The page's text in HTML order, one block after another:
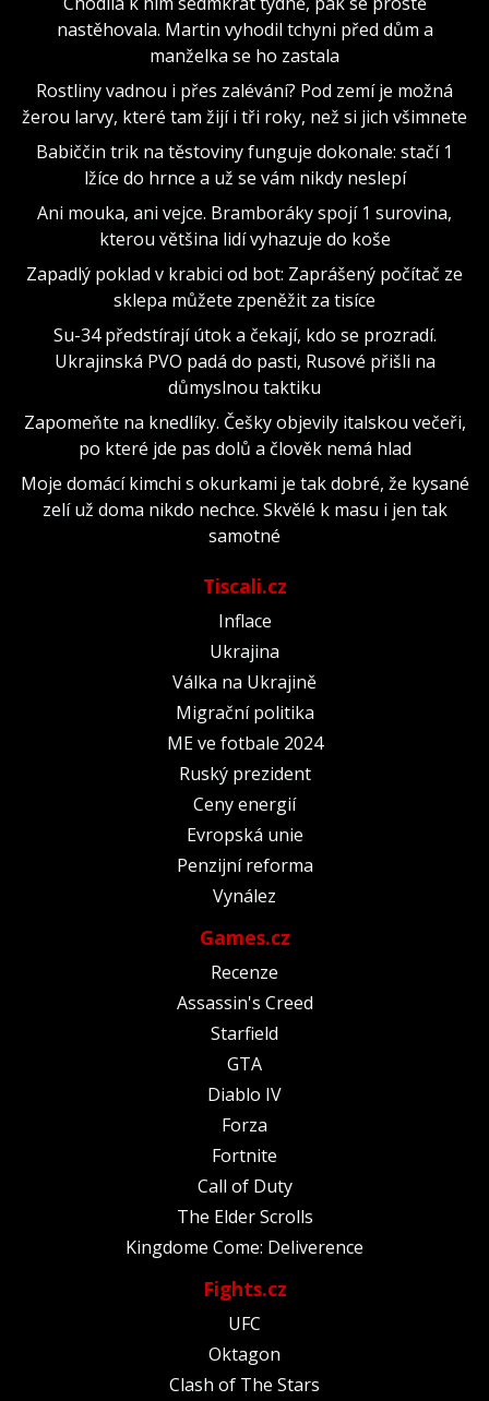
nastěhovala. Martin vyhodil tchyni před dům a
manželka se ho zastala
Rostliny vadnou i přes zalévání? Pod zemí je možná
žerou larvy, které tam žijí i tři roky, než si jich všimnete
Babiččin trik na těstoviny funguje dokonale: stačí 1
lžíce do hrnce a už se vám nikdy neslepí
Ani mouka, ani vejce. Bramboráky spojí 1 surovina,
kterou většina lidí vyhazuje do koše
Zapadlý poklad v krabici od bot: Zaprášený počítač ze
sklepa můžete zpeněžit za tisíce
Su-34 předstírají útok a čekají, kdo se prozradí.
Ukrajinská PVO padá do pasti, Rusové přišli na
důmyslnou taktiku
Zapomeňte na knedlíky. Češky objevily italskou večeři,
po které jde pas dolů a člověk nemá hlad
Moje domácí kimchi s okurkami je tak dobré, že kysané
zelí už doma nikdo nechce. Skvělé k masu i jen tak
samotné
Tiscali.cz
Inflace
Ukrajina
Válka na Ukrajině
Migrační politika
ME ve fotbale 2024
Ruský prezident
Ceny energií
Evropská unie
Penzijní reforma
Vynález
Games.cz
Recenze
Assassin's Creed
Starfield
GTA
Diablo IV
Forza
Fortnite
Call of Duty
The Elder Scrolls
Kingdome Come: Deliverence
Fights.cz
UFC
Oktagon
Clash of The Stars